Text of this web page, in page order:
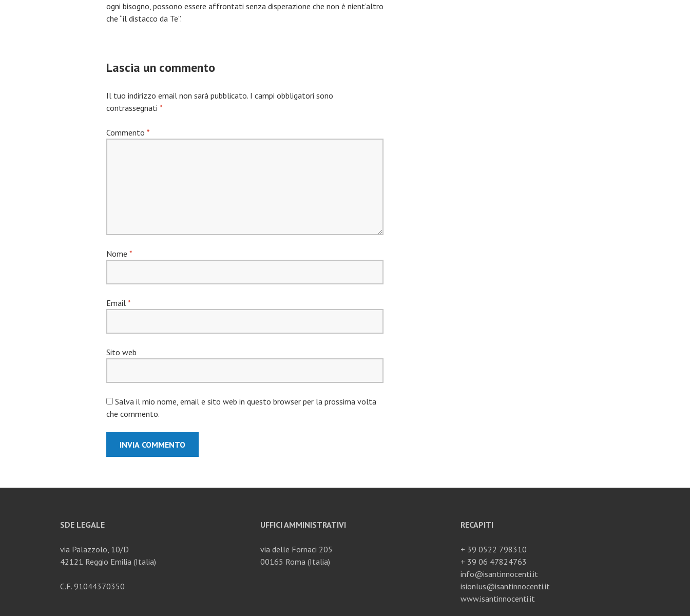
ogni bisogno, possono essere affrontati senza disperazione che non è nient’altro
che “il distacco da Te”.
Lascia un commento
Il tuo indirizzo email non sarà pubblicato. I campi obbligatori sono
contrassegnati *
Commento *
Nome *
Email *
Sito web
Salva il mio nome, email e sito web in questo browser per la prossima volta
che commento.
SDE LEGALE
via Palazzolo, 10/D
42121 Reggio Emilia (Italia)
C.F. 91044370350
UFFICI AMMINISTRATIVI
via delle Fornaci 205
00165 Roma (Italia)
RECAPITI
+ 39 0522 798310
+ 39 06 47824763
info@isantinnocenti.it
isionlus@isantinnocenti.it
www.isantinnocenti.it